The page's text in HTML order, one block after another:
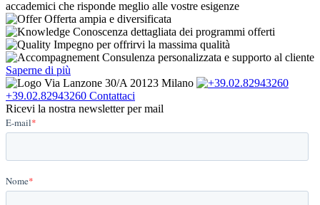
accademici che risponde meglio alle vostre esigenze
Offerta ampia e diversificata
Conoscenza dettagliata dei programmi offerti
Impegno per offrirvi la massima qualità
Consulenza personalizzata e supporto al cliente
Saperne di più
Via Lanzone 30/A 20123 Milano
+39.02.82943260 Contattaci
Ricevi la nostra newsletter per mail